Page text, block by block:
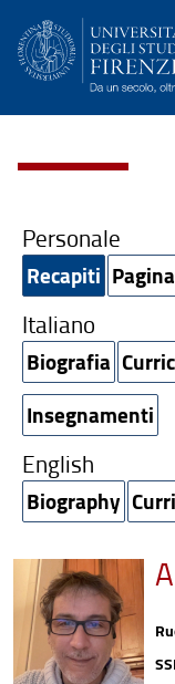
Personale
Recapiti
Italiano
Biografia
Insegnamenti
English
Biography